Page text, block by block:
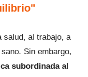
salud, al trabajo, a
Sin embargo,
subordinada al